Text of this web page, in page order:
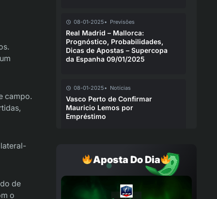
campo.
de
o
08-01-2025 Previsões
Real Madrid – Mallorca:
Prognóstico, Probabilidades,
Dicas de Apostas – Supercopa
da Espanha 09/01/2025
08-01-2025 Notícias
Vasco Perto de Confirmar
Mauricio Lemos por
Empréstimo
Botafogo em Reformulação:
Saídas e Reforços para 2025
07-01-2025 Previsões
Aposta Do Dia